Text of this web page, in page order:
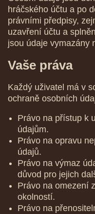
hráčského účtu a po
právními předpisy,
uzavření účtu a
jsou údaje vymazány
Vaše práva
Každý uživatel má v
ochraně osobních
Právo na přístup k
údajům.
Právo na opravu
údajů.
Právo na výmaz
důvod pro jejich
Právo na omezení
okolností.
Právo na